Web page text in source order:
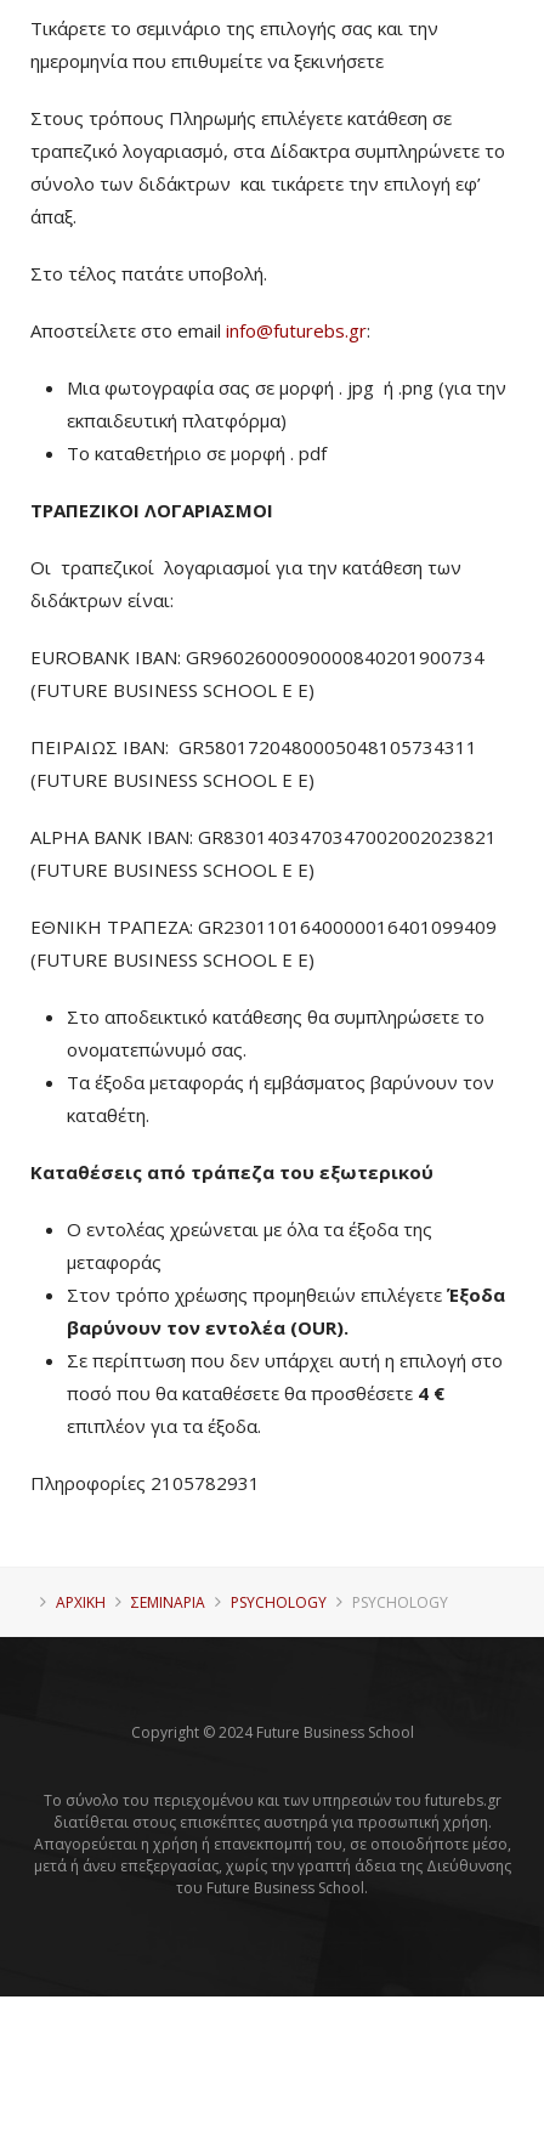
Τικάρετε το σεμινάριο της επιλογής σας και την
ημερομηνία που επιθυμείτε να ξεκινήσετε
Στους τρόπους Πληρωμής επιλέγετε κατάθεση σε
τραπεζικό λογαριασμό, στα Δίδακτρα συμπληρώνετε το
σύνολο των διδάκτρων και τικάρετε την επιλογή εφ’
άπαξ.
Στο τέλος πατάτε υποβολή.
Αποστείλετε στο email info@futurebs.gr:
Μια φωτογραφία σας σε μορφή . jpg ή .png (για την
εκπαιδευτική πλατφόρμα)
To καταθετήριο σε μορφή . pdf
ΤΡΑΠΕΖΙΚΟΙ ΛΟΓΑΡΙΑΣΜΟΙ
Οι τραπεζικοί λογαριασμοί για την κατάθεση των
διδάκτρων είναι:
EUROBANK IBAN: GR9602600090000840201900734
(FUTURE BUSINESS SCHOOL E E)
ΠΕΙΡΑΙΩΣ ΙΒΑΝ: GR5801720480005048105734311
(FUTURE BUSINESS SCHOOL E E)
ALPHA BANK IBAN: GR8301403470347002002023821
(FUTURE BUSINESS SCHOOL E E)
ΕΘΝΙΚΗ ΤΡΑΠΕΖΑ: GR2301101640000016401099409
(FUTURE BUSINESS SCHOOL E E)
Στο αποδεικτικό κατάθεσης θα συμπληρώσετε το
ονοματεπώνυμό σας.
Τα έξοδα μεταφοράς ή εμβάσματος βαρύνουν τον
καταθέτη.
Καταθέσεις από τράπεζα του εξωτερικού
Ο εντολέας χρεώνεται με όλα τα έξοδα της
μεταφοράς
Στον τρόπο χρέωσης προμηθειών επιλέγετε Έξοδα
βαρύνουν τον εντολέα (ΟUR).
Σε περίπτωση που δεν υπάρχει αυτή η επιλογή στο
ποσό που θα καταθέσετε θα προσθέσετε 4 €
επιπλέον για τα έξοδα.
Πληροφορίες 2105782931
ΑΡΧΙΚΗ ΣΕΜΙΝΑΡΙΑ PSYCHOLOGY PSYCHOLOGY
Copyright © 2024 Future Business School
Το σύνολο του περιεχομένου και των υπηρεσιών του futurebs.gr
διατίθεται στους επισκέπτες αυστηρά για προσωπική χρήση.
Απαγορεύεται η χρήση ή επανεκπομπή του, σε οποιοδήποτε μέσο,
μετά ή άνευ επεξεργασίας, χωρίς την γραπτή άδεια της Διεύθυνσης
του Future Business School.